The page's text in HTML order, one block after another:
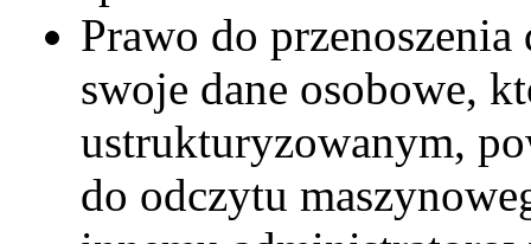
Prawo do
swoje dane osobowe,
ustrukturyzowanym,
do odczytu